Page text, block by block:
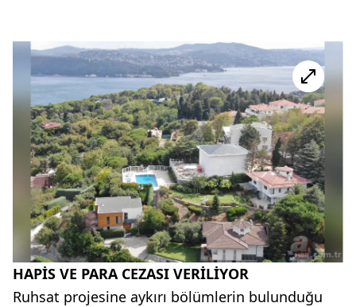
HAPİS VE PARA CEZASI VERİLİYOR
Ruhsat projesine aykırı bölümlerin bulunduğu